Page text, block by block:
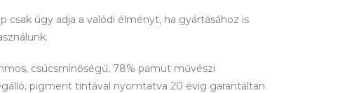
csak úgy adja a valódi élményt, ha gyártásához is
csúcsminőségű, 78% pamut művészi
pigment tintával nyomtatva 20 évig garantáltan